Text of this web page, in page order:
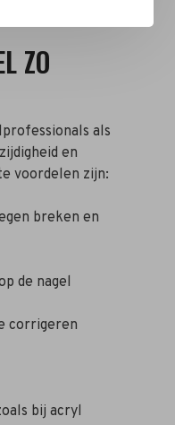
ZO
als
en
voordelen zijn:
breken en
de nagel
corrigeren
bij acryl